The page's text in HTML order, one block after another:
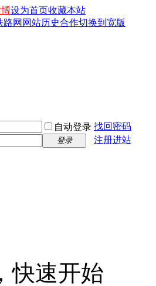
设为首页收藏本站
路网 网站历史合作切换到宽版
自动登录 找回密码
登录 注册进站
快速开始